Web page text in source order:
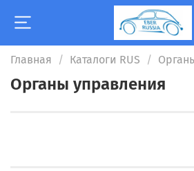
Главная Каталоги RUS
Органы управления